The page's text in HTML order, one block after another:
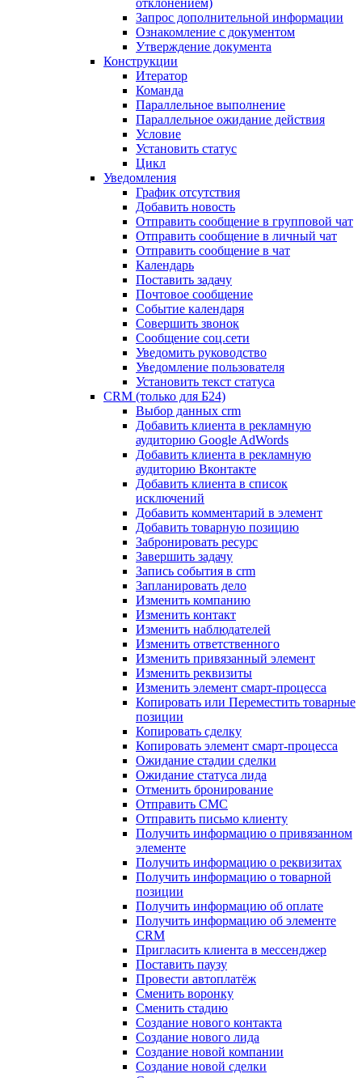
отклонением)
Запрос дополнительной информации
Ознакомление с документом
Утверждение документа
Конструкции
Итератор
Команда
Параллельное выполнение
Параллельное ожидание действия
Условие
Установить статус
Цикл
Уведомления
График отсутствия
Добавить новость
Отправить сообщение в групповой чат
Отправить сообщение в личный чат
Отправить сообщение в чат
Календарь
Поставить задачу
Почтовое сообщение
Событие календаря
Совершить звонок
Сообщение соц.сети
Уведомить руководство
Уведомление пользователя
Установить текст статуса
CRM (только для Б24)
Выбор данных crm
Добавить клиента в рекламную
аудиторию Google AdWords
Добавить клиента в рекламную
аудиторию Вконтакте
Добавить клиента в список
исключений
Добавить комментарий в элемент
Добавить товарную позицию
Забронировать ресурс
Завершить задачу
Запись события в crm
Запланировать дело
Изменить компанию
Изменить контакт
Изменить наблюдателей
Изменить ответственного
Изменить привязанный элемент
Изменить реквизиты
Изменить элемент смарт-процесса
Копировать или Переместить товарные
позиции
Копировать сделку
Копировать элемент смарт-процесса
Ожидание стадии сделки
Ожидание статуса лида
Отменить бронирование
Отправить СМС
Отправить письмо клиенту
Получить информацию о привязанном
элементе
Получить информацию о реквизитах
Получить информацию о товарной
позиции
Получить информацию об оплате
Получить информацию об элементе
CRM
Пригласить клиента в мессенджер
Поставить паузу
Провести автоплатёж
Сменить воронку
Сменить стадию
Создание нового контакта
Создание нового лида
Создание новой компании
Создание новой сделки